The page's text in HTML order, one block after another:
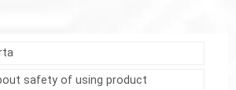
safety of using product